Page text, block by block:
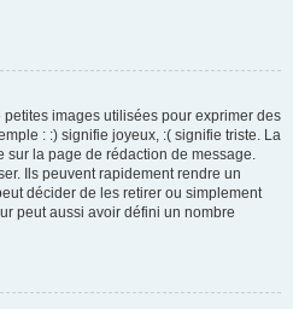
images utilisées pour exprimer des
: :) signifie joyeux, :( signifie triste. La
sur la page de rédaction de message.
Ils peuvent rapidement rendre un
décider de les retirer ou simplement
peut aussi avoir défini un nombre